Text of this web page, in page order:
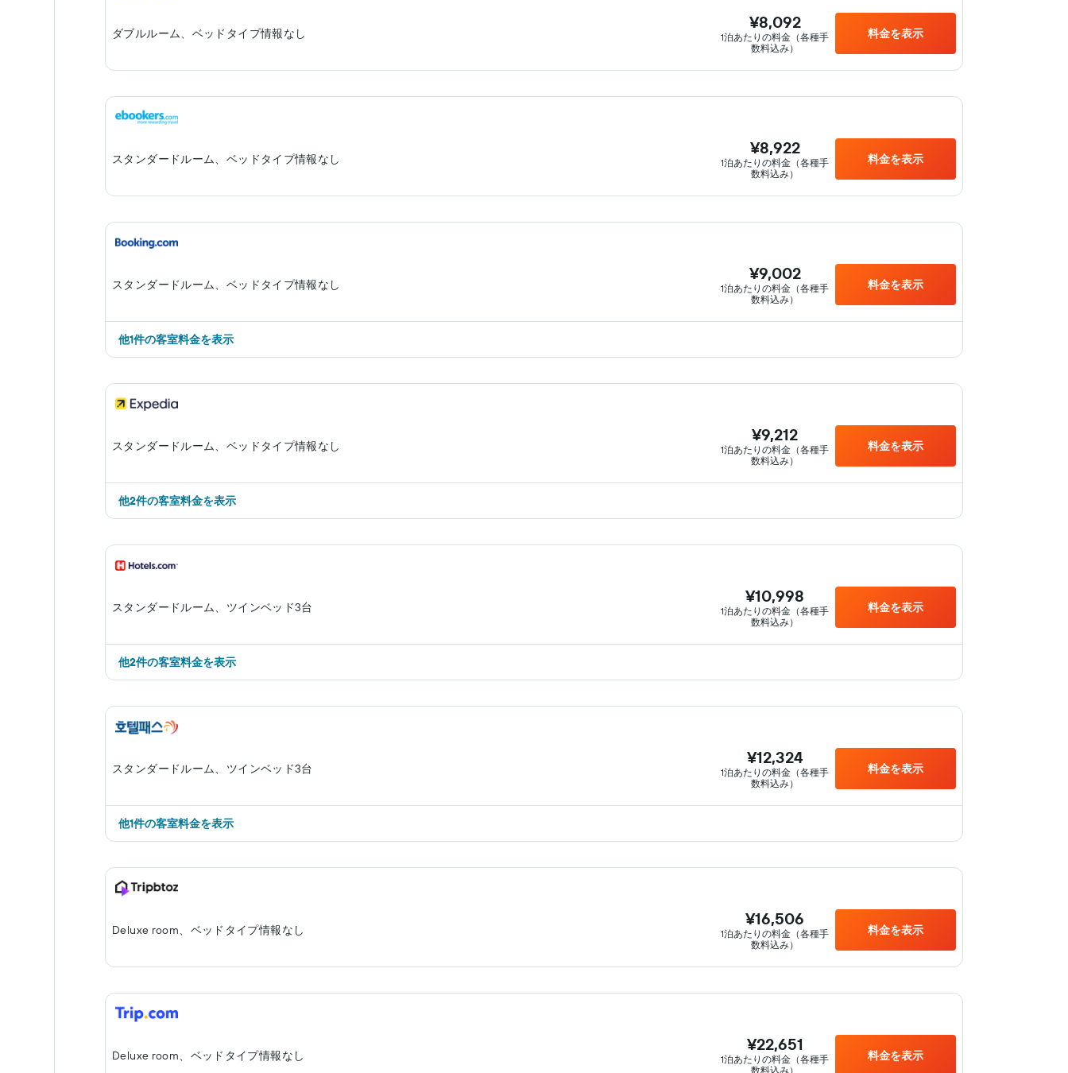
ダブルルーム、ベッドタイプ情報なし
¥8,092
1泊あたりの料金（各種手
数料込み）
料金を表示
スタンダードルーム、ベッドタイプ情報なし
¥8,922
1泊あたりの料金（各種手
数料込み）
料金を表示
スタンダードルーム、ベッドタイプ情報なし
¥9,002
1泊あたりの料金（各種手
数料込み）
料金を表示
他1件の客室料金を表示
スタンダードルーム、ベッドタイプ情報なし
¥9,212
1泊あたりの料金（各種手
数料込み）
料金を表示
​他2件の客室料金を表示
スタンダードルーム、ツインベッド3台
¥10,998
1泊あたりの料金（各種手
数料込み）
料金を表示
​他2件の客室料金を表示
スタンダードルーム、ツインベッド3台
¥12,324
1泊あたりの料金（各種手
数料込み）
料金を表示
他1件の客室料金を表示
Deluxe room、ベッドタイプ情報なし
¥16,506
1泊あたりの料金（各種手
数料込み）
料金を表示
Deluxe room、ベッドタイプ情報なし
¥22,651
1泊あたりの料金（各種手
数料込み）
料金を表示